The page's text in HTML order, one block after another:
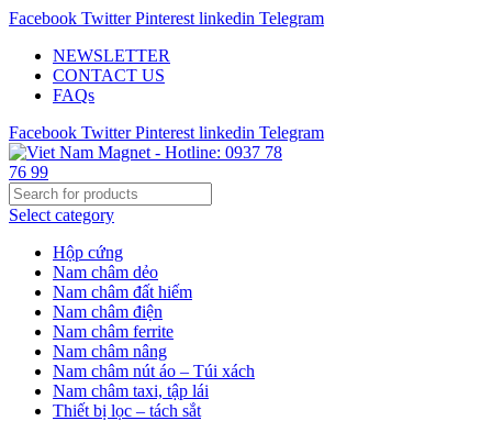
Facebook Twitter Pinterest linkedin Telegram
NEWSLETTER
CONTACT US
FAQs
Facebook Twitter Pinterest linkedin Telegram
Select category
Hộp cứng
Nam châm dẻo
Nam châm đất hiếm
Nam châm điện
Nam châm ferrite
Nam châm nâng
Nam châm nút áo – Túi xách
Nam châm taxi, tập lái
Thiết bị lọc – tách sắt